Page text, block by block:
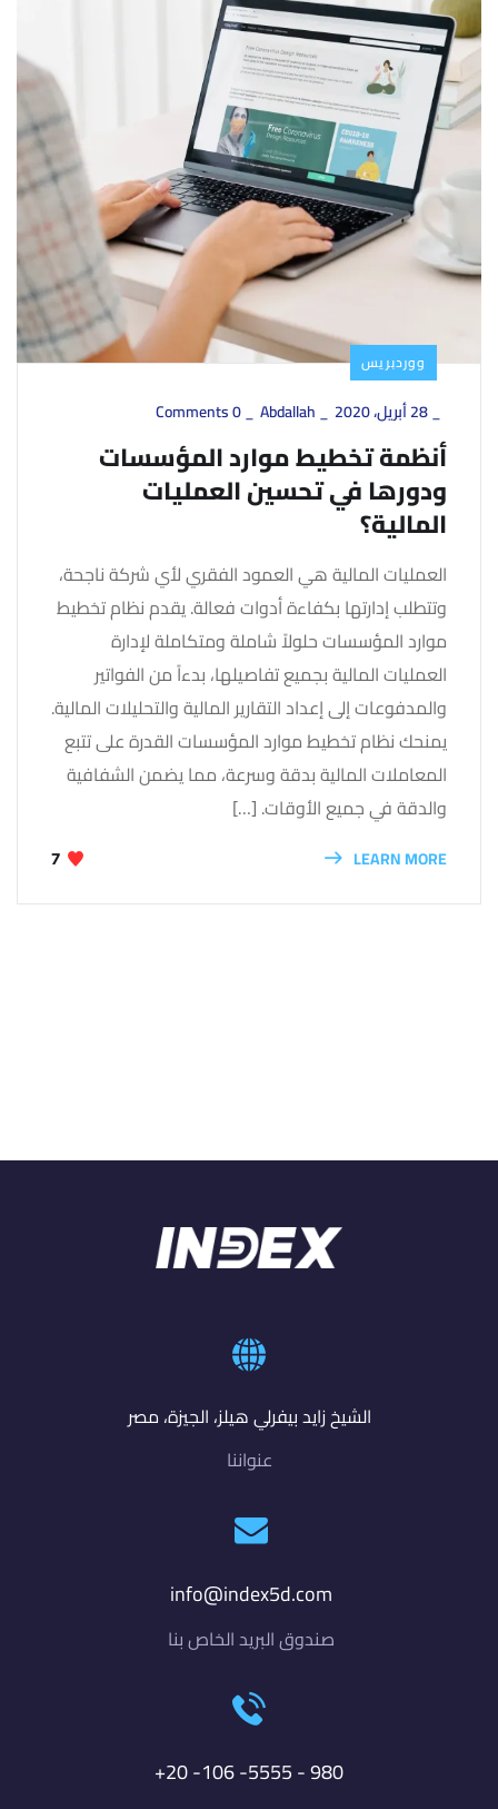
ووردبريس
_28 أبريل، 2020 _
Abdallah
_
0 Comments
أنظمة تخطيط موارد المؤسسات
ودورها في تحسين العمليات
المالية؟
العمليات المالية هي العمود الفقري لأي شركة ناجحة،
وتتطلب إدارتها بكفاءة أدوات فعالة. يقدم نظام تخطيط
موارد المؤسسات حلولاً شاملة ومتكاملة لإدارة
العمليات المالية بجميع تفاصيلها، بدءاً من الفواتير
والمدفوعات إلى إعداد التقارير المالية والتحليلات المالية.
يمنحك نظام تخطيط موارد المؤسسات القدرة على تتبع
المعاملات المالية بدقة وسرعة، مما يضمن الشفافية
والدقة في جميع الأوقات. […]
LEARN MORE
7
الشيخ زايد بيفرلي هيلز، الجيزة، مصر
عنواننا
info@index5d.com
صندوق البريد الخاص بنا
980 - 5555- 106- 20+